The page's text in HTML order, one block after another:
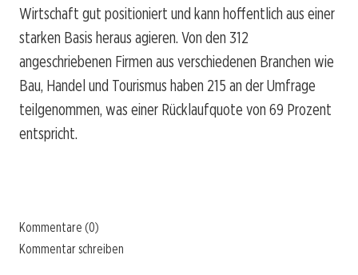
Wirtschaft gut positioniert und kann hoffentlich aus einer
starken Basis heraus agieren. Von den 312
angeschriebenen Firmen aus verschiedenen Branchen wie
Bau, Handel und Tourismus haben 215 an der Umfrage
teilgenommen, was einer Rücklaufquote von 69 Prozent
entspricht.
Kommentare (0)
Kommentar schreiben